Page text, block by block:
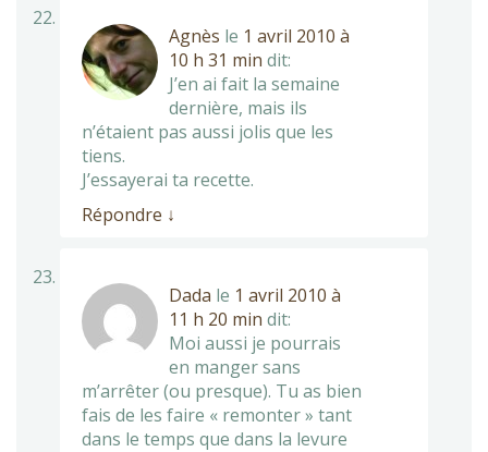
Agnès le 1 avril 2010 à
10 h 31 min dit:
J’en ai fait la semaine
dernière, mais ils
n’étaient pas aussi jolis que les
tiens.
J’essayerai ta recette.
Répondre ↓
Dada le 1 avril 2010 à
11 h 20 min dit:
Moi aussi je pourrais
en manger sans
m’arrêter (ou presque). Tu as bien
fais de les faire « remonter » tant
dans le temps que dans la levure